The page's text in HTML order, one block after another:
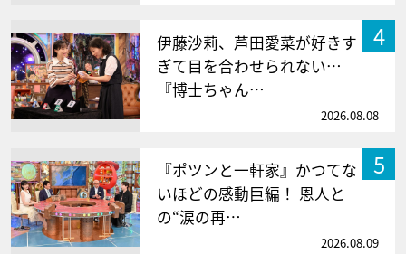
4
伊藤沙莉、芦田愛菜が好きす
ぎて目を合わせられない…
『博士ちゃん…
2026.08.08
5
『ポツンと一軒家』かつてな
いほどの感動巨編！ 恩人と
の“涙の再…
2026.08.09